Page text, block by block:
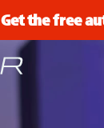
Get the free